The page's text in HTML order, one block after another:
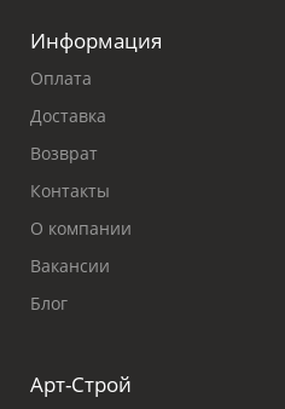
Информация
Оплата
Доставка
Возврат
Контакты
О компании
Вакансии
Блог
Арт-Строй